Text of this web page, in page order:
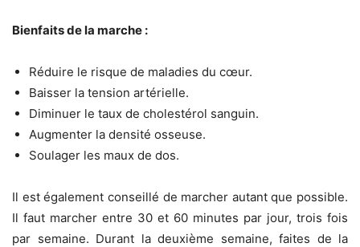
Bienfaits de la marche :
Réduire le risque de maladies du cœur.
Baisser la tension artérielle.
Diminuer le taux de cholestérol sanguin.
Augmenter la densité osseuse.
Soulager les maux de dos.
Il est également conseillé de marcher autant que possible.
Il faut marcher entre 30 et 60 minutes par jour, trois fois
par semaine. Durant la deuxième semaine, faites de la